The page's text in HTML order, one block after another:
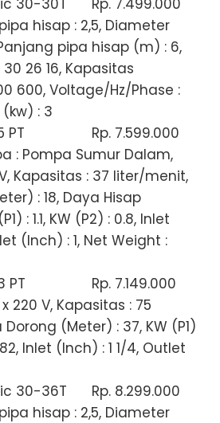
30-30T
Rp. 7.499.000
hisap : 2,5, Diameter
pipa hisap (m) : 6,
26 16, Kapasitas
600, Voltage/Hz/Phase :
: 3
PT
Rp. 7.599.000
: Pompa Sumur Dalam,
Kapasitas : 37 liter/menit,
: 18, Daya Hisap
: 1.1, KW (P2) : 0.8, Inlet
(Inch) : 1, Net Weight :
PT
Rp. 7.149.000
220 V, Kapasitas : 75
(Meter) : 37, KW (P1)
Inlet (Inch) : 1 1/4, Outlet
30-36T
Rp. 8.299.000
hisap : 2,5, Diameter